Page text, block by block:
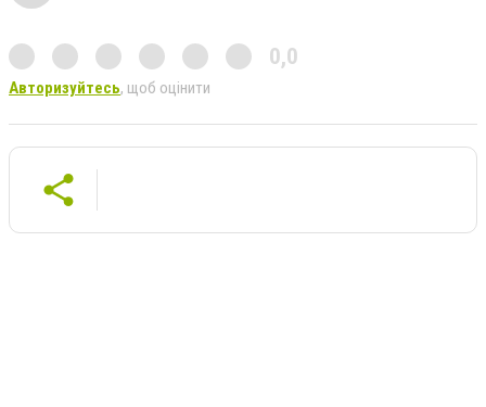
0,0
Авторизуйтесь, щоб оцінити